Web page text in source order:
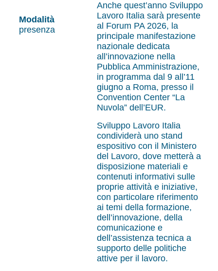
Modalità
presenza
Anche quest’anno Sviluppo
Lavoro Italia sarà presente
al Forum PA 2026, la
principale manifestazione
nazionale dedicata
all’innovazione nella
Pubblica Amministrazione,
in programma dal 9 all’11
giugno a Roma, presso il
Convention Center “La
Nuvola” dell’EUR.
Sviluppo Lavoro Italia
condividerà uno stand
espositivo con il Ministero
del Lavoro, dove metterà a
disposizione materiali e
contenuti informativi sulle
proprie attività e iniziative,
con particolare riferimento
ai temi della formazione,
dell’innovazione, della
comunicazione e
dell’assistenza tecnica a
supporto delle politiche
attive per il lavoro.